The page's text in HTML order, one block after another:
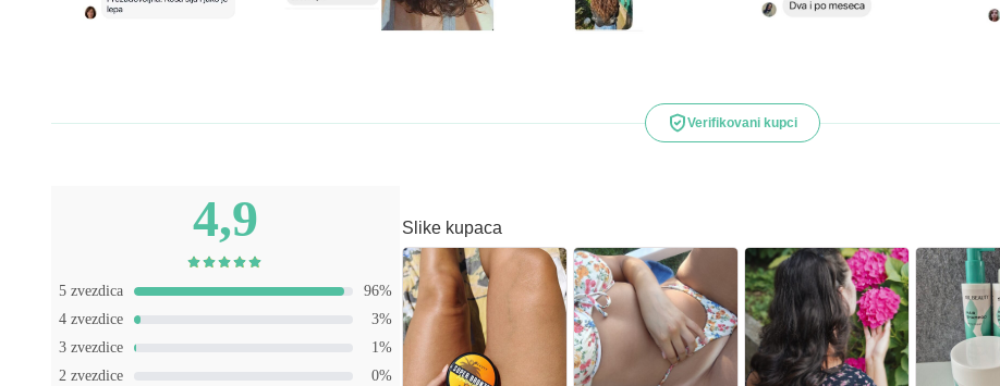
Verifikovani kupci
4,9
5 zvezdica
96%
4 zvezdice
3%
3 zvezdice
1%
2 zvezdice
0%
Slike kupaca